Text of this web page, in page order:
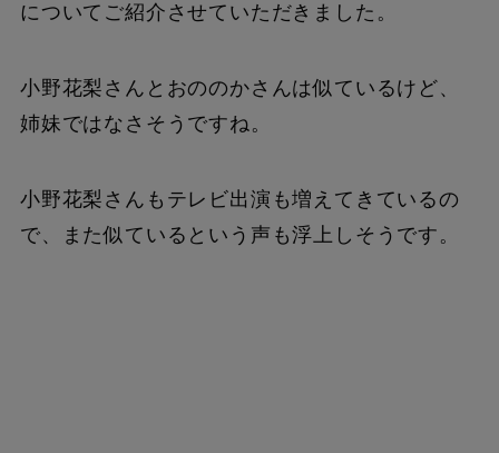
についてご紹介させていただきました。
小野花梨さんとおののかさんは似ているけど、
姉妹ではなさそうですね。
小野花梨さんもテレビ出演も増えてきているの
で、また似ているという声も浮上しそうです。